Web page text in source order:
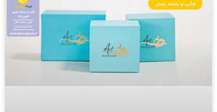
چاپ و بسته بندی